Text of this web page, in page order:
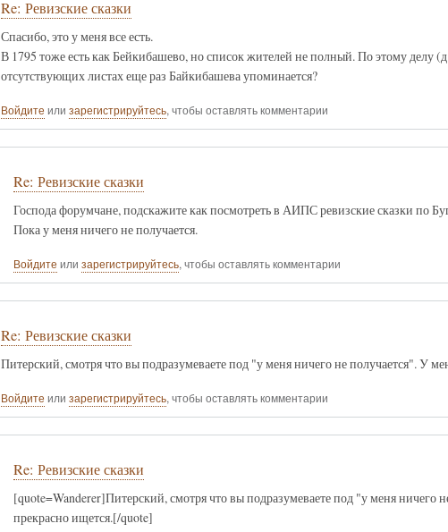
Re: Ревизские сказки
Спасибо, это у меня все есть.
В 1795 тоже есть как Бейкибашево, но список жителей не полный. По этому делу
отсутствующих листах еще раз Байкибашева упоминается?
Войдите или зарегистрируйтесь, чтобы оставлять комментарии
Re: Ревизские сказки
Господа форумчане, подскажите как посмотреть в АИПС ревизские сказки по
Пока у меня ничего не получается.
Войдите или зарегистрируйтесь, чтобы оставлять комментарии
Re: Ревизские сказки
Питерский, смотря что вы подразумеваете под "у меня ничего не получается". У
Войдите или зарегистрируйтесь, чтобы оставлять комментарии
Re: Ревизские сказки
[quote=Wanderer]Питерский, смотря что вы подразумеваете под "у меня
прекрасно ищется.[/quote]